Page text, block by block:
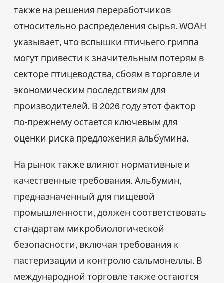
также на решения переработчиков
относительно распределения сырья. WOAH
указывает, что вспышки птичьего гриппа
могут привести к значительным потерям в
секторе птицеводства, сбоям в торговле и
экономическим последствиям для
производителей. В 2026 году этот фактор
по-прежнему остается ключевым для
оценки риска предложения альбумина.
На рынок также влияют нормативные и
качественные требования. Альбумин,
предназначенный для пищевой
промышленности, должен соответствовать
стандартам микробиологической
безопасности, включая требования к
пастеризации и контролю сальмонеллы. В
международной торговле также остаются